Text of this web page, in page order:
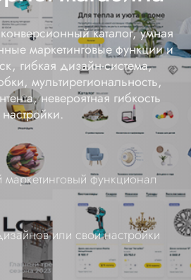
каталог, умная
маркетинговые функции и
гибкая дизайн-система,
мультирегиональность,
невероятная гибкость
настройки.
функционал
или свои настройки